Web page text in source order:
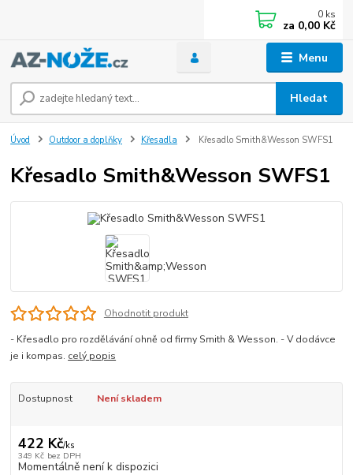
Menu
Hledat
0 ks
za 0,00 Kč
Úvod Outdoor a doplňky Křesadla Křesadlo Smith&Wesson SWFS1
Křesadlo Smith&Wesson SWFS1
Ohodnotit produkt
- Křesadlo pro rozdělávání ohně od firmy Smith & Wesson. - V dodávce
je i kompas. celý popis
Dostupnost Není skladem
422 Kč/ks
349 Kč bez DPH
Momentálně není k dispozici